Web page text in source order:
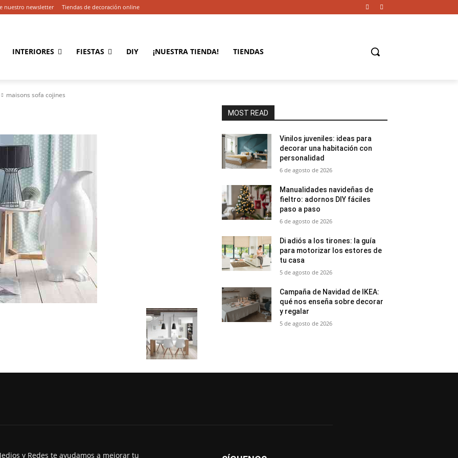
nuestro newsletter Tiendas de decoración online
INTERIORES FIESTAS DIY ¡NUESTRA TIENDA! TIENDAS
maisons sofa cojines
MOST READ
Vinilos juveniles: ideas para
decorar una habitación con
personalidad
6 de agosto de 2026
Manualidades navideñas de
fieltro: adornos DIY fáciles
paso a paso
6 de agosto de 2026
Di adiós a los tirones: la guía
para motorizar los estores de
tu casa
5 de agosto de 2026
Campaña de Navidad de IKEA:
qué nos enseña sobre decorar
y regalar
5 de agosto de 2026
y Redes te ayudamos a mejorar tu